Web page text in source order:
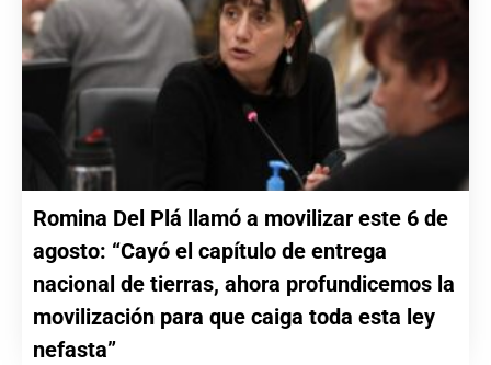
Romina Del Plá llamó a movilizar este 6 de
agosto: “Cayó el capítulo de entrega
nacional de tierras, ahora profundicemos la
movilización para que caiga toda esta ley
nefasta”